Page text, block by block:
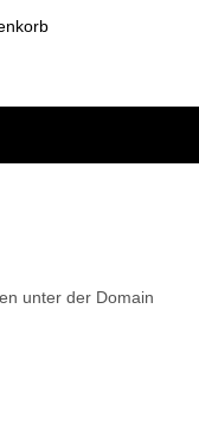
unter der Domain